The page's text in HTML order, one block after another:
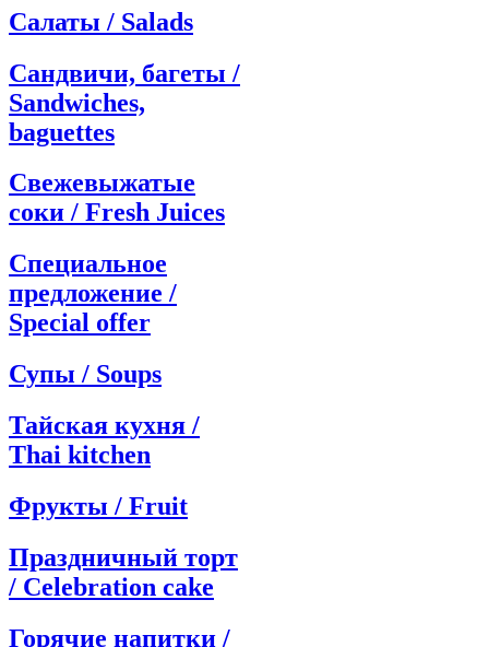
Салаты / Salads
Сандвичи, багеты /
Sandwiches,
baguettes
Свежевыжатые
соки / Fresh Juices
Специальное
предложение /
Special offer
Супы / Soups
Тайская кухня /
Thai kitchen
Фрукты / Fruit
Праздничный торт
/ Celebration cake
Горячие напитки /